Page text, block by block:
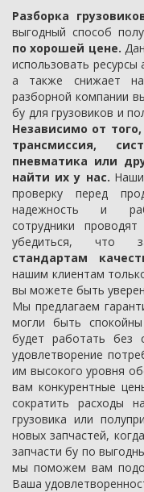
Разборка
выгодный способ
по хорошей цене.
использовать ресурсы
а также снижает
разборной компании
бу для грузовиков и
Независимо от
трансмиссия,
пневматика или
найти их у нас.
проверку перед
надежность и
сотрудники
убедиться, что
стандартам
нашим клиентам
вы можете быть
Мы предлагаем
могли быть
будет работать без
удовлетворение
им высокого уровня
вам конкурентные
сократить расходы
грузовика или
новых запчастей,
запчасти бу по
мы поможем вам
Ваша